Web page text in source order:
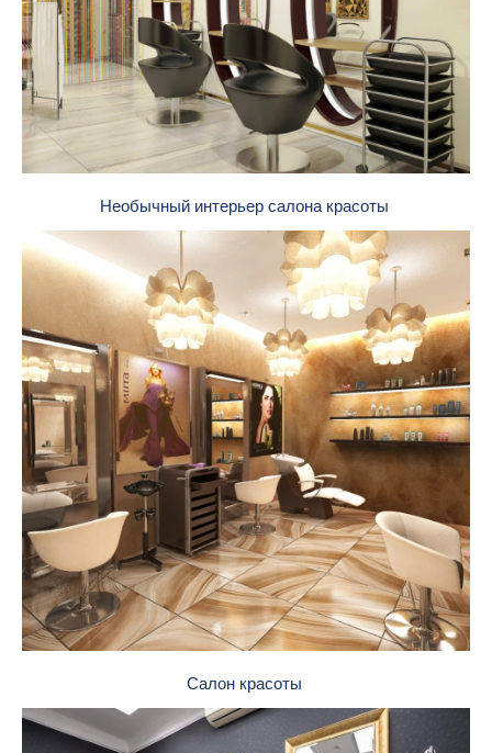
Необычный интерьер салона красоты
Салон красоты